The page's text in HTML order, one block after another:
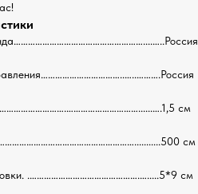
см
см
.……………………………………….….....5*9 см